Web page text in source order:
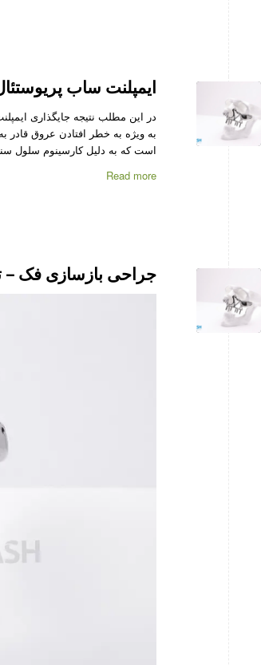
ایمپلنت ساب
است که به دلیل کارسینوم سلول
Read more
جراحی بازسازی فک –